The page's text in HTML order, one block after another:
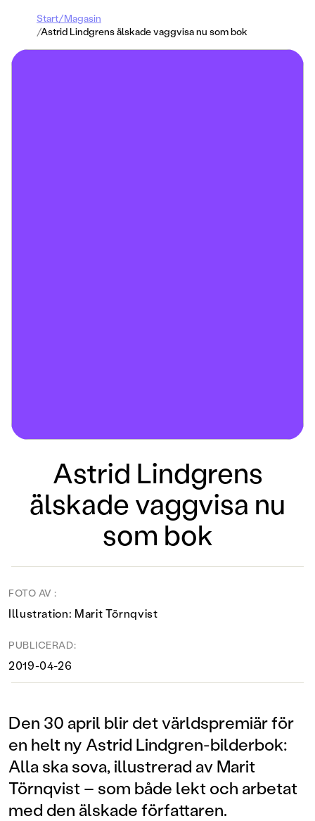
Start/Magasin
/Astrid Lindgrens älskade vaggvisa nu som bok
Astrid Lindgrens
älskade vaggvisa nu
som bok
FOTO AV :
Illustration: Marit Törnqvist
PUBLICERAD:
2019-04-26
Den 30 april blir det världspremiär för
en helt ny Astrid Lindgren-bilderbok:
Alla ska sova, illustrerad av Marit
Törnqvist – som både lekt och arbetat
med den älskade författaren.